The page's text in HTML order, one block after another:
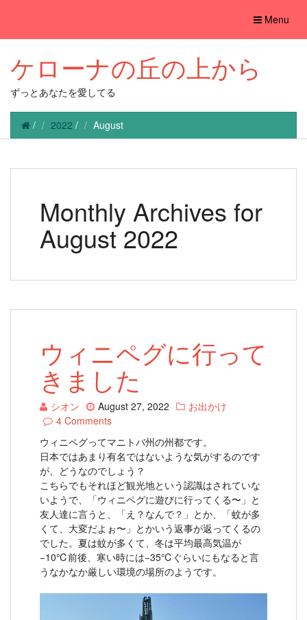
Toggle
Menu
ケローナの丘の上から
ずっとあなたを愛してる
/ 2022 / August
Monthly Archives for
August 2022
ウィニペグに行って
きました
シオン August 27, 2022
お出かけ
4 Comments
ウィニペグってマニトバ州の州都です。
日本ではあまり有名ではないような気がするのです
が、どうなのでしょう？
こちらでもそれほど観光地という認識はされていな
いようで、「ウィニペグに遊びに行ってくる〜」と
友人達に言うと、「え？なんで？」とか、「蚊が多
くて、大変だよぉ〜」とかいう返事が返ってくるの
でした。夏は蚊が多くて、冬は平均最高気温が
−10℃前後、寒い時には−35℃ぐらいにもなると言
うなかなか厳しい環境の場所のようです。